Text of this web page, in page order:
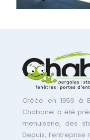
Créée en 1959 à
Chabanel a été
menuiserie, des
Depuis,